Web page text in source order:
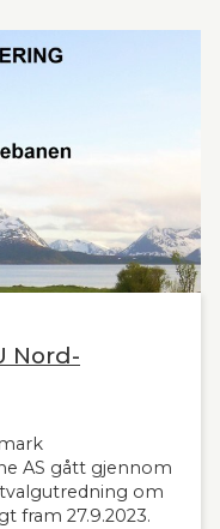
Nord-
AS gått gjennom
om
fram 27.9.2023.